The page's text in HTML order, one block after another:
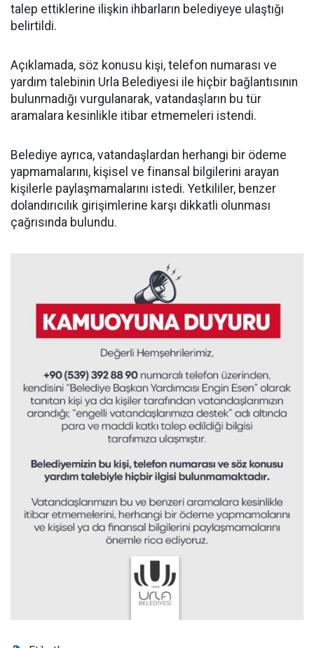
talep ettiklerine ilişkin ihbarların belediyeye ulaştığı
belirtildi.
Açıklamada, söz konusu kişi, telefon numarası ve
yardım talebinin Urla Belediyesi ile hiçbir bağlantısının
bulunmadığı vurgulanarak, vatandaşların bu tür
aramalara kesinlikle itibar etmemeleri istendi.
Belediye ayrıca, vatandaşlardan herhangi bir ödeme
yapmamalarını, kişisel ve finansal bilgilerini arayan
kişilerle paylaşmamalarını istedi. Yetkililer, benzer
dolandırıcılık girişimlerine karşı dikkatli olunması
çağrısında bulundu.